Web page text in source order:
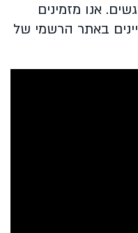
אנו מזמינים
באתר הרשמי של